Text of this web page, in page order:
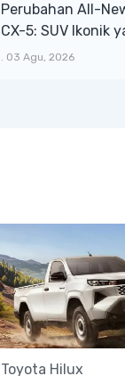
Perubahan All-
CX-5: SUV Ikonik
Bongsor, Mewah,
. 03 Agu, 2026
Toyota Hilux